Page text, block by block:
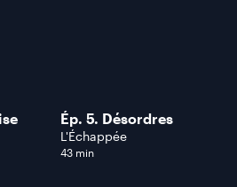
Ép. 5. Désordres
L'Échappée
43 min